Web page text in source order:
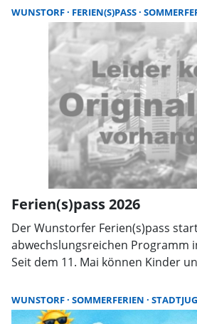
das Leben der Honigbienen,
Anschauungsobjekte und eine
WUNSTORF FERIEN(S)PASS
Ferien(s)pass 2026
Der Wunstorfer Ferien(s)pass
abwechslungsreichen Programm
Seit dem 11. Mai können Kinder
und in den Sommerferien sind
WUNSTORF SOMMERFERIEN